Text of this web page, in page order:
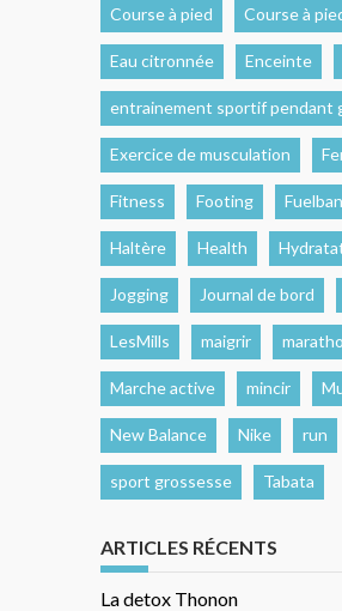
Course à pied Course à
Eau citronnée Enceinte
entrainement sportif pendant
Exercice de musculation
Fitness Footing
Haltère Health
Jogging Journal de bord
LesMills maigrir
Marche active mincir
New Balance Nike run
sport grossesse Tabata
ARTICLES RÉCENTS
La detox Thonon